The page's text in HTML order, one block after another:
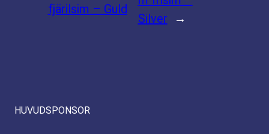
fjärilsim – Guld
Silver
→
HUVUDSPONSOR